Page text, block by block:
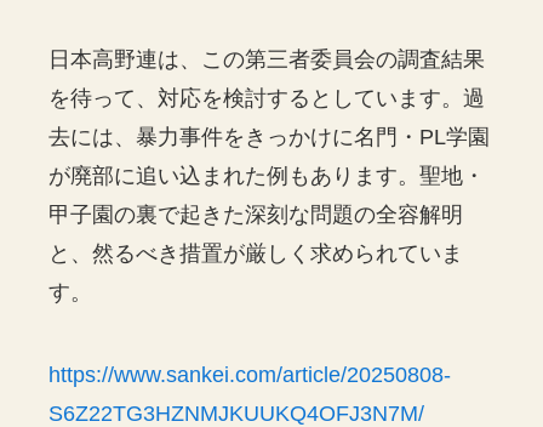
日本高野連は、この第三者委員会の調査結果
を待って、対応を検討するとしています。過
去には、暴力事件をきっかけに名門・PL学園
が廃部に追い込まれた例もあります。聖地・
甲子園の裏で起きた深刻な問題の全容解明
と、然るべき措置が厳しく求められていま
す。
https://www.sankei.com/article/20250808-
S6Z22TG3HZNMJKUUKQ4OFJ3N7M/